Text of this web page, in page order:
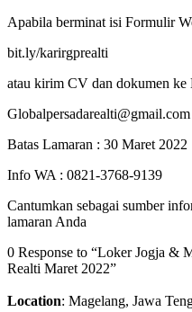
Apabila berminat isi Formulir
bit.ly/karirgprealti
atau kirim CV dan dokumen ke
Globalpersadarealti@gmail.com
Batas Lamaran : 30 Maret 2022
Info WA : 0821-3768-9139
Cantumkan sebagai sumber
lamaran Anda
0 Response to “Loker Jogja &
Realti Maret 2022”
Location: Magelang, Jawa